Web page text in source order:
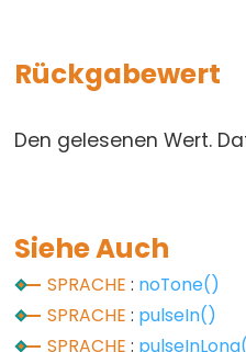
word
Konstanten
Gleitkommazahlkonstanten
Integer-
Konstanten
Rückgabewert
Den gelesenen Wert.
Siehe Auch
SPRACHE : noTone()
SPRACHE : pulseIn()
SPRACHE :